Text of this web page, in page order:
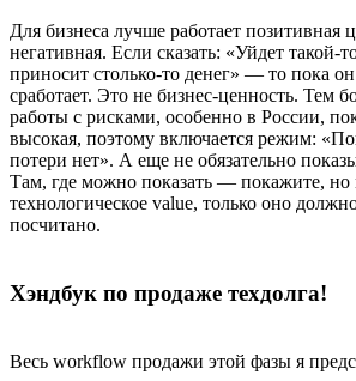
Для бизнеса лучше работает позитивная
негативная. Если сказать: «Уйдет такой-
приносит столько-то денег» — то пока
сработает. Это не бизнес-ценность. Тем
работы с рисками, особенно в России,
высокая, поэтому включается режим:
потери нет». А еще не обязательно
Там, где можно показать — покажите, но
технологическое value, только оно
посчитано.
Хэндбук по продаже техдолга!
Весь workflow продажи этой фазы я